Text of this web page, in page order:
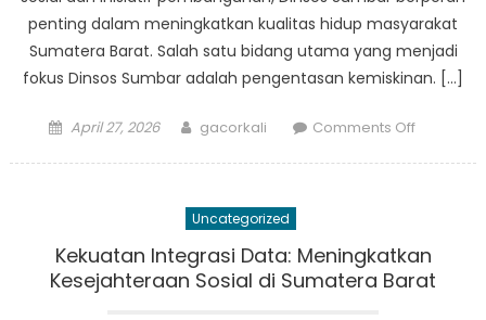
penting dalam meningkatkan kualitas hidup masyarakat
Sumatera Barat. Salah satu bidang utama yang menjadi
fokus Dinsos Sumbar adalah pengentasan kemiskinan. […]
Posted
April 27, 2026 Author
gacorkali Comments Offon
Sosial
dan
Uncategorized
Kekuatan Integrasi Data: Meningkatkan
Kesejahteraan Sosial di Sumatera Barat